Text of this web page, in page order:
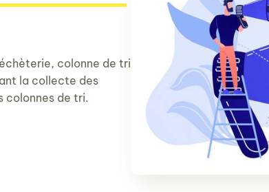
colonne de tri
la collecte des
colonnes de tri.